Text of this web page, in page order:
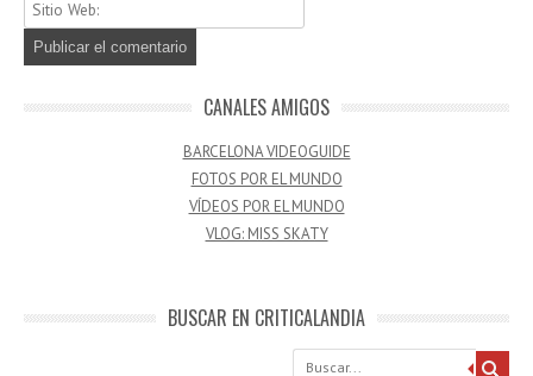
CANALES AMIGOS
BARCELONA VIDEOGUIDE
FOTOS POR EL MUNDO
VÍDEOS POR EL MUNDO
VLOG: MISS SKATY
BUSCAR EN CRITICALANDIA
Buscar